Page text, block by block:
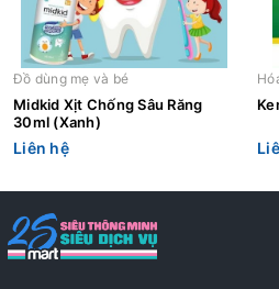
Đồ dùng mẹ và bé
Midkid Xịt Chống Sâu Răng
30ml (Xanh)
Liên hệ